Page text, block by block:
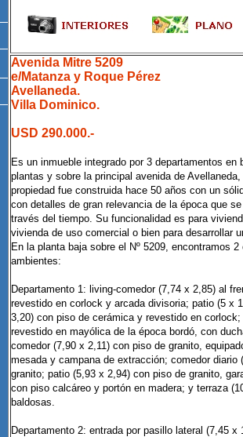
Avenida Mitre 5209
e/Matanza y Roque Pérez
Avellaneda.
Villa Dominico.
USD 290.000.-
Es un inmueble integrado por 3 departamentos en
plantas y sobre la principal avenida de
propiedad fue construida hace 50 años con un
con detalles de gran relevancia de la época que
través del tiempo. Su funcionalidad es para
vivienda de uso comercial o bien para desarrollar
En la planta baja sobre el Nº 5209, encontramos
ambientes:
Departamento 1: living-comedor (7,74 x 2,85) al
revestido en corlock y arcada divisoria; patio (5 x
3,20) con piso de cerámica y revestido en
revestido en mayólica de la época bordó, con
comedor (7,90 x 2,11) con piso de granito,
mesada y campana de extracción; comedor diario
granito; patio (5,93 x 2,94) con piso de granito,
con piso calcáreo y portón en madera; y terraza
baldosas.
Departamento 2: entrada por pasillo lateral (7,45